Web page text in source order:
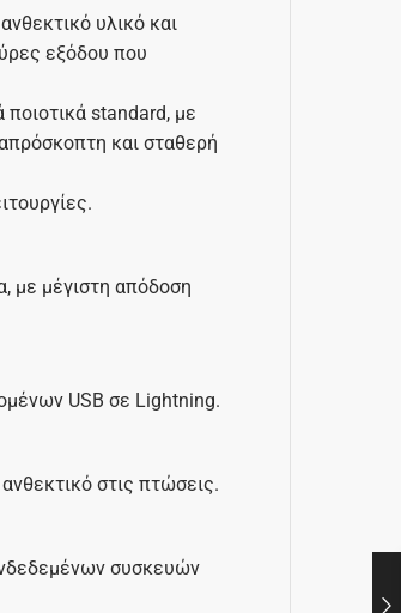
υλικό και
εξόδου που
standard, με
και σταθερή
με μέγιστη απόδοση
USB σε Lightning.
στις πτώσεις.
συσκευών